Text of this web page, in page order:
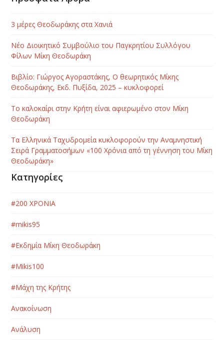
3 μέρες Θεοδωράκης στα Χανιά
Νέο Διοικητικό Συμβούλιο του Παγκρητίου Συλλόγου
Φίλων Μίκη Θεοδωράκη
Βιβλίο: Γιώργος Αγοραστάκης, Ο θεωρητικός Μίκης
Θεοδωράκης, Εκδ. Πυξίδα, 2025 – κυκλοφορεί
Το καλοκαίρι στην Κρήτη είναι αφιερωμένο στον Μίκη
Θεοδωράκη
Τα Ελληνικά Ταχυδρομεία κυκλοφορούν την Αναμνηστική
Σειρά Γραμματοσήμων «100 Χρόνια από τη γέννηση του Μίκη
Θεοδωράκη»
Κατηγορίες
#200 ΧΡΟΝΙΑ
#mikis95
#Εκδημία Μίκη Θεοδωράκη
#Μikis100
#Μάχη της Κρήτης
Ανακοίνωση
Ανάλυση